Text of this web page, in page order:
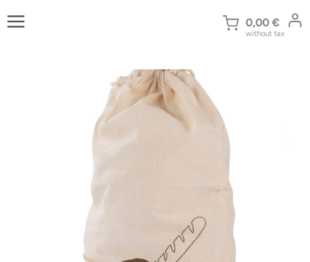
Inhalt
0,00 €
without tax